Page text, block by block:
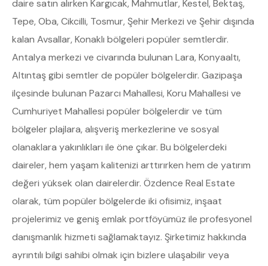
daire satın alırken Kargıcak, Mahmutlar, Kestel, Bektaş,
Tepe, Oba, Cikcilli, Tosmur, Şehir Merkezi ve Şehir dışında
kalan Avsallar, Konaklı bölgeleri popüler semtlerdir.
Antalya merkezi ve civarında bulunan Lara, Konyaaltı,
Altıntaş gibi semtler de popüler bölgelerdir. Gazipaşa
ilçesinde bulunan Pazarcı Mahallesi, Koru Mahallesi ve
Cumhuriyet Mahallesi popüler bölgelerdir ve tüm
bölgeler plajlara, alışveriş merkezlerine ve sosyal
olanaklara yakınlıkları ile öne çıkar. Bu bölgelerdeki
daireler, hem yaşam kalitenizi arttırırken hem de yatırım
değeri yüksek olan dairelerdir. Özdence Real Estate
olarak, tüm popüler bölgelerde iki ofisimiz, inşaat
projelerimiz ve geniş emlak portföyümüz ile profesyonel
danışmanlık hizmeti sağlamaktayız. Şirketimiz hakkında
ayrıntılı bilgi sahibi olmak için bizlere ulaşabilir veya